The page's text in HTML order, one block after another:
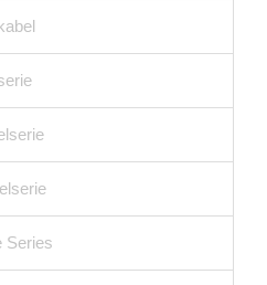
Series